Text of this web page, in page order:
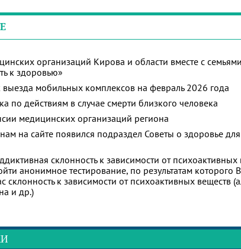
организаций Кирова и области вместе с
к здоровью»
мобильных комплексов на февраль 2026 года
по действиям в случае смерти близкого человека
медицинских организаций региона
на сайте появился подраздел Советы о здоровье
склонность к зависимости от психоактивных
анонимное тестирование, по результатам которого
склонность к зависимости от психоактивных веществ
и др.)